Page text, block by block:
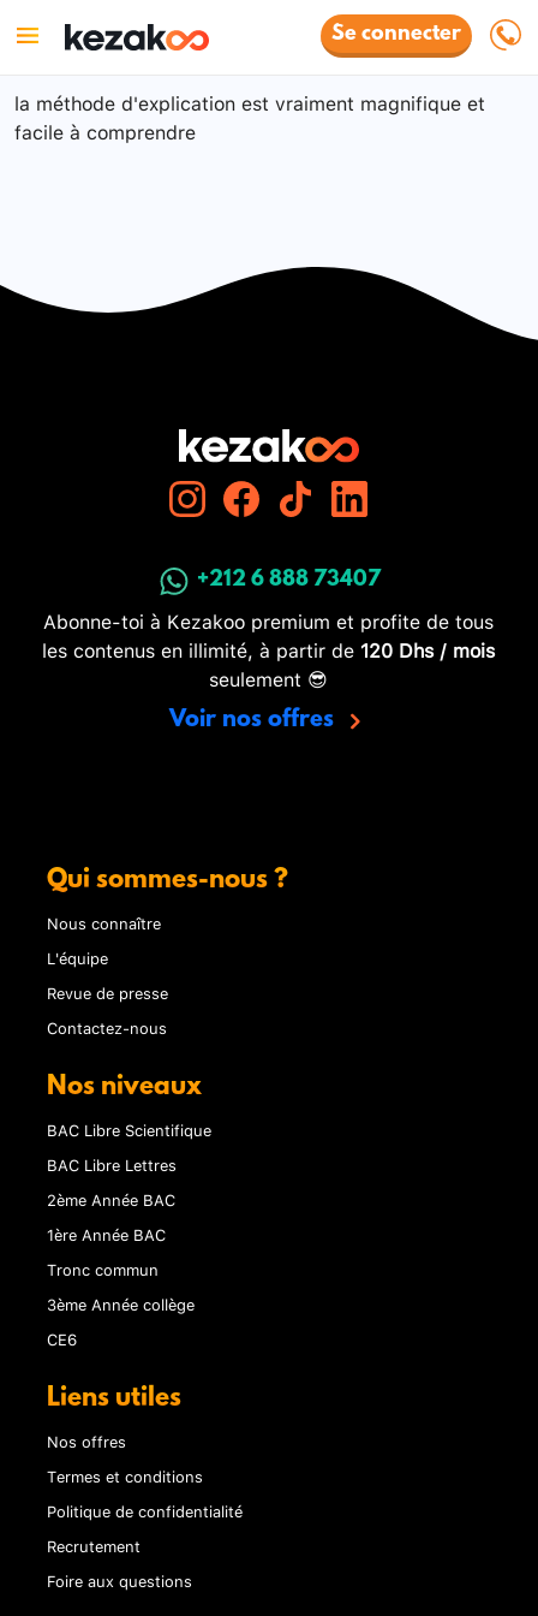
Se connecter
la méthode d'explication est vraiment magnifique et
facile à comprendre
+212 6 888 73407
Abonne-toi à Kezakoo premium et profite de tous
les contenus en illimité, à partir de 120 Dhs / mois
seulement 😎
Voir nos offres
Qui sommes-nous ?
Nous connaître
L'équipe
Revue de presse
Contactez-nous
Nos niveaux
BAC Libre Scientifique
BAC Libre Lettres
2ème Année BAC
1ère Année BAC
Tronc commun
3ème Année collège
CE6
Liens utiles
Nos offres
Termes et conditions
Politique de confidentialité
Recrutement
Foire aux questions